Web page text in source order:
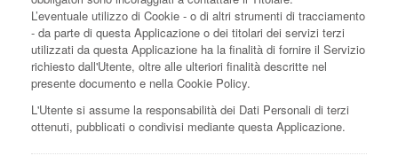
L’eventuale utilizzo di Cookie - o di altri strumenti di tracciamento
- da parte di questa Applicazione o dei titolari dei servizi terzi
utilizzati da questa Applicazione ha la finalità di fornire il Servizio
richiesto dall'Utente, oltre alle ulteriori finalità descritte nel
presente documento e nella Cookie Policy.
L'Utente si assume la responsabilità dei Dati Personali di terzi
ottenuti, pubblicati o condivisi mediante questa Applicazione.